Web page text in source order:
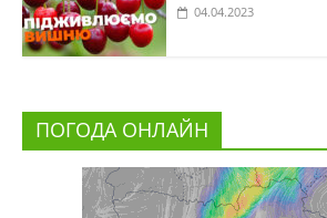
04.04.2023
ПОГОДА ОНЛАЙН